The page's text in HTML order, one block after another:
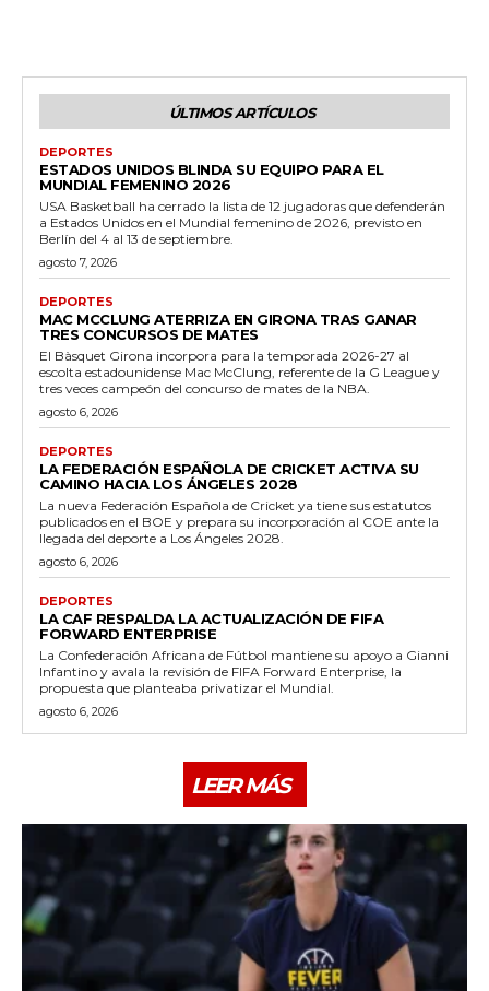
ÚLTIMOS ARTÍCULOS
DEPORTES
ESTADOS UNIDOS BLINDA SU EQUIPO PARA EL
MUNDIAL FEMENINO 2026
USA Basketball ha cerrado la lista de 12 jugadoras que defenderán
a Estados Unidos en el Mundial femenino de 2026, previsto en
Berlín del 4 al 13 de septiembre.
agosto 7, 2026
DEPORTES
MAC MCCLUNG ATERRIZA EN GIRONA TRAS GANAR
TRES CONCURSOS DE MATES
El Bàsquet Girona incorpora para la temporada 2026-27 al
escolta estadounidense Mac McClung, referente de la G League y
tres veces campeón del concurso de mates de la NBA.
agosto 6, 2026
DEPORTES
LA FEDERACIÓN ESPAÑOLA DE CRICKET ACTIVA SU
CAMINO HACIA LOS ÁNGELES 2028
La nueva Federación Española de Cricket ya tiene sus estatutos
publicados en el BOE y prepara su incorporación al COE ante la
llegada del deporte a Los Ángeles 2028.
agosto 6, 2026
DEPORTES
LA CAF RESPALDA LA ACTUALIZACIÓN DE FIFA
FORWARD ENTERPRISE
La Confederación Africana de Fútbol mantiene su apoyo a Gianni
Infantino y avala la revisión de FIFA Forward Enterprise, la
propuesta que planteaba privatizar el Mundial.
agosto 6, 2026
LEER MÁS